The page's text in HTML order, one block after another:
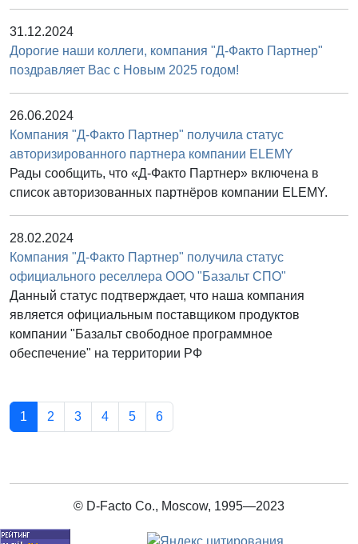
31.12.2024
Дорогие наши коллеги, компания "Д-Факто Партнер"
поздравляет Вас с Новым 2025 годом!
26.06.2024
Компания "Д-Факто Партнер" получила статус
авторизированного партнера компании ELEMY
Рады сообщить, что «Д-Факто Партнер» включена в
список авторизованных партнёров компании ELEMY.
28.02.2024
Компания "Д-Факто Партнер" получила статус
официального реселлера ООО "Базальт СПО"
Данный статус подтверждает, что наша компания
является официальным поставщиком продуктов
компании "Базальт свободное программное
обеспечение" на территории РФ
1 2 3 4 5 6
© D-Facto Co., Moscow, 1995—2023